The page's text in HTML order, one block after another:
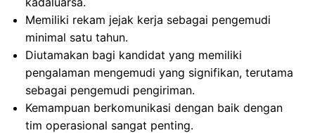
Memiliki rekam jejak kerja sebagai pengemudi
minimal satu tahun.
Diutamakan bagi kandidat yang memiliki
pengalaman mengemudi yang signifikan, terutama
sebagai pengemudi pengiriman.
Kemampuan berkomunikasi dengan baik dengan
tim operasional sangat penting.